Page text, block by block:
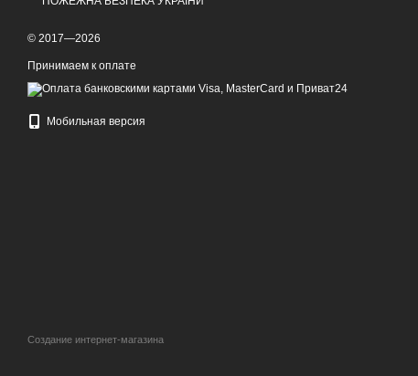
© 2017—2026
Принимаем к оплате
Мобильная версия
Создание интернет-магазина